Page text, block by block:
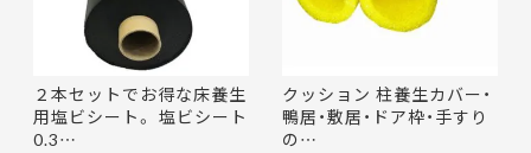
２本セットでお得な床養生
用塩ビシート。 塩ビシート
0.3…
クッション 柱養生カバー・
鴨居・敷居・ドア枠・手すり
の…